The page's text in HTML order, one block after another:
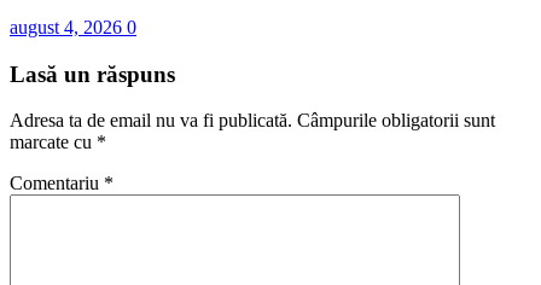
august 4, 2026 0
Lasă un răspuns
Adresa ta de email nu va fi publicată. Câmpurile obligatorii sunt
marcate cu *
Comentariu *